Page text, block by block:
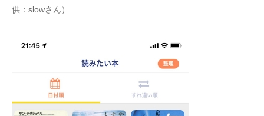
供：slowさん）